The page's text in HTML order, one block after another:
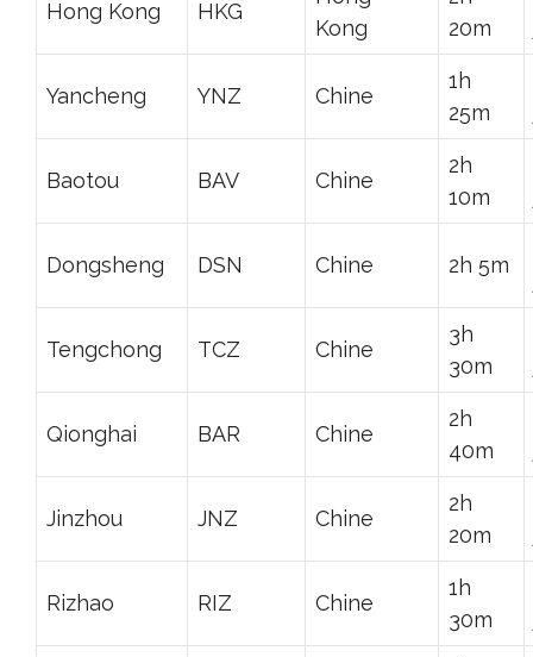
Hong Kong HKG
Kong
20m
Yancheng YNZ Chine
1h
25m
Baotou BAV Chine
2h
10m
Dongsheng DSN Chine 2h 5m
Tengchong TCZ Chine
3h
30m
Qionghai BAR Chine
2h
40m
Jinzhou JNZ Chine
2h
20m
Rizhao RIZ Chine
1h
30m